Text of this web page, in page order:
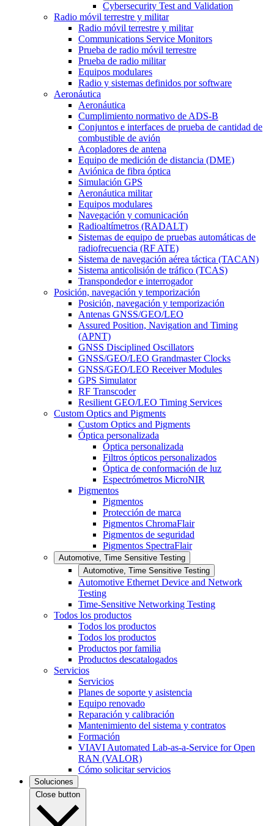
Cybersecurity Test and Validation
Radio móvil terrestre y militar
Radio móvil terrestre y militar
Communications Service Monitors
Prueba de radio móvil terrestre
Prueba de radio militar
Equipos modulares
Radio y sistemas definidos por software
Aeronáutica
Aeronáutica
Cumplimiento normativo de ADS-B
Conjuntos e interfaces de prueba de cantidad de
combustible de avión
Acopladores de antena
Equipo de medición de distancia (DME)
Aviónica de fibra óptica
Simulación GPS
Aeronáutica militar
Equipos modulares
Navegación y comunicación
Radioaltímetros (RADALT)
Sistemas de equipo de pruebas automáticas de
radiofrecuencia (RF ATE)
Sistema de navegación aérea táctica (TACAN)
Sistema anticolisión de tráfico (TCAS)
Transpondedor e interrogador
Posición, navegación y temporización
Posición, navegación y temporización
Antenas GNSS/GEO/LEO
Assured Position, Navigation and Timing
(APNT)
GNSS Disciplined Oscillators
GNSS/GEO/LEO Grandmaster Clocks
GNSS/GEO/LEO Receiver Modules
GPS Simulator
RF Transcoder
Resilient GEO/LEO Timing Services
Custom Optics and Pigments
Custom Optics and Pigments
Óptica personalizada
Óptica personalizada
Filtros ópticos personalizados
Óptica de conformación de luz
Espectrómetros MicroNIR
Pigmentos
Pigmentos
Protección de marca
Pigmentos ChromaFlair
Pigmentos de seguridad
Pigmentos SpectraFlair
Automotive, Time Sensitive Testing
Automotive, Time Sensitive Testing
Automotive Ethernet Device and Network
Testing
Time-Sensitive Networking Testing
Todos los productos
Todos los productos
Todos los productos
Productos por familia
Productos descatalogados
Servicios
Servicios
Planes de soporte y asistencia
Equipo renovado
Reparación y calibración
Mantenimiento del sistema y contratos
Formación
VIAVI Automated Lab-as-a-Service for Open
RAN (VALOR)
Cómo solicitar servicios
Soluciones
Close button